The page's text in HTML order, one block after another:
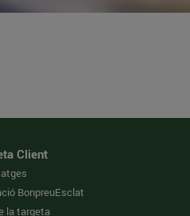
Client
BonpreuEsclat
la targeta